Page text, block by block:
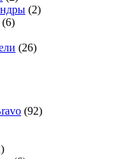
(2)
(6)
(26)
(92)